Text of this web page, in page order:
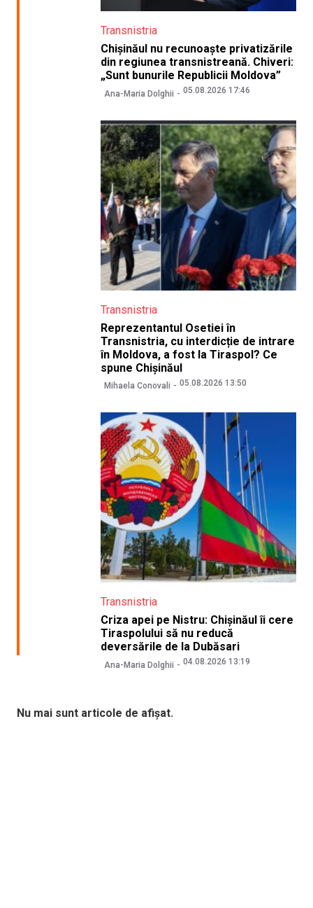
Transnistria
Chișinăul nu recunoaște privatizările
din regiunea transnistreană. Chiveri:
„Sunt bunurile Republicii Moldova”
Ana-Maria Dolghii 05.08.2026 17:46
Transnistria
Reprezentantul Osetiei în
Transnistria, cu interdicție de intrare
în Moldova, a fost la Tiraspol? Ce
spune Chișinăul
Mihaela Conovali 05.08.2026 13:50
Transnistria
Criza apei pe Nistru: Chișinăul îi cere
Tiraspolului să nu reducă
deversările de la Dubăsari
Ana-Maria Dolghii 04.08.2026 13:19
Nu mai sunt articole de afișat.